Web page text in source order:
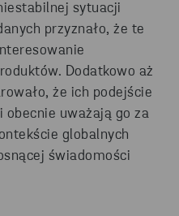
sytuacji
przyznało, że te
Dodatkowo aż
że ich podejście
obecnie uważają go za
globalnych
świadomości